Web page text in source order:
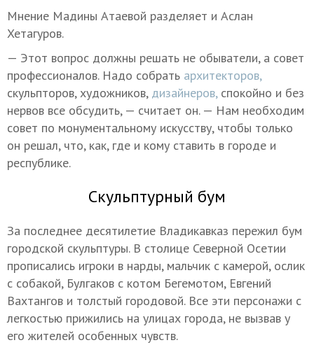
Мнение Мадины Атаевой разделяет и Аслан
Хетагуров.
— Этот вопрос должны решать не обыватели, а совет
профессионалов. Надо собрать архитекторов,
скульпторов, художников, дизайнеров, спокойно и без
нервов все обсудить, — считает он. — Нам необходим
совет по монументальному искусству, чтобы только
он решал, что, как, где и кому ставить в городе и
республике.
Скульптурный бум
За последнее десятилетие Владикавказ пережил бум
городской скульптуры. В столице Северной Осетии
прописались игроки в нарды, мальчик с камерой, ослик
с собакой, Булгаков с котом Бегемотом, Евгений
Вахтангов и толстый городовой. Все эти персонажи с
легкостью прижились на улицах города, не вызвав у
его жителей особенных чувств.